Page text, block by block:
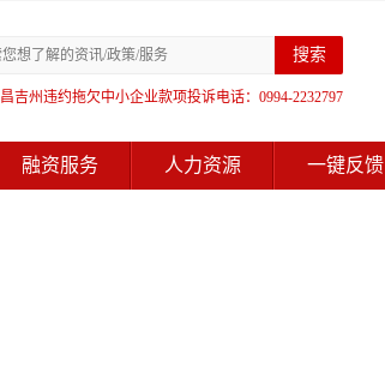
搜索
昌吉州违约拖欠中小企业款项投诉电话：0994-2232797
融资服务 人力资源 一键反馈